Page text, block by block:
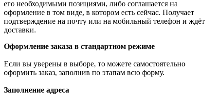
его необходимыми позициями, либо соглашается на
оформление в том виде, в котором есть сейчас. Получает
подтверждение на почту или на мобильный телефон и ждёт
доставки.
Оформление заказа в стандартном режиме
Если вы уверены в выборе, то можете самостоятельно
оформить заказ, заполнив по этапам всю форму.
Заполнение адреса